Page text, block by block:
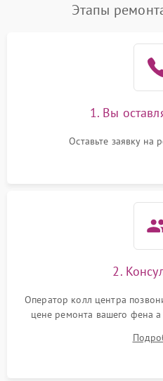
Этапы
1. Вы
Оставьте заявку на
2.
Оператор колл центра
цене ремонта вашего фена